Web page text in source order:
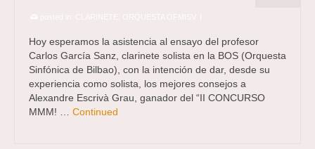
Hoy esperamos la asistencia al ensayo del profesor
Carlos García Sanz, clarinete solista en la BOS (Orquesta
Sinfónica de Bilbao), con la intención de dar, desde su
experiencia como solista, los mejores consejos a
Alexandre Escrivà Grau, ganador del “II CONCURSO
MMM! … Continued